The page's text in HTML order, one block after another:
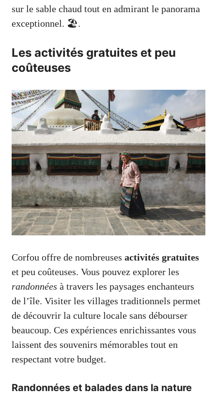
sur le sable chaud tout en admirant le panorama
exceptionnel. 🏖️.
Les activités gratuites et peu
coûteuses
Corfou offre de nombreuses activités gratuites
et peu coûteuses. Vous pouvez explorer les
randonnées à travers les paysages enchanteurs
de l’île. Visiter les villages traditionnels permet
de découvrir la culture locale sans débourser
beaucoup. Ces expériences enrichissantes vous
laissent des souvenirs mémorables tout en
respectant votre budget.
Randonnées et balades dans la nature